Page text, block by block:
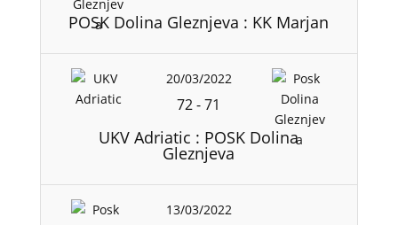
POSK Dolina Gleznjeva : KK Marjan
20/03/2022
72-71
UKV Adriatic : POSK Dolina
Gleznjeva
13/03/2022